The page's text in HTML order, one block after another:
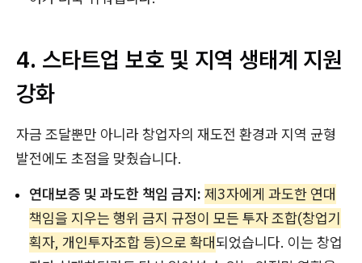
4. 스타트업 보호 및 지역 생태계 지원
강화
자금 조달뿐만 아니라 창업자의 재도전 환경과 지역 균형
발전에도 초점을 맞췄습니다.
연대보증 및 과도한 책임 금지: 제3자에게 과도한 연대
책임을 지우는 행위 금지 규정이 모든 투자 조합(창업기
획자, 개인투자조합 등)으로 확대되었습니다. 이는 창업